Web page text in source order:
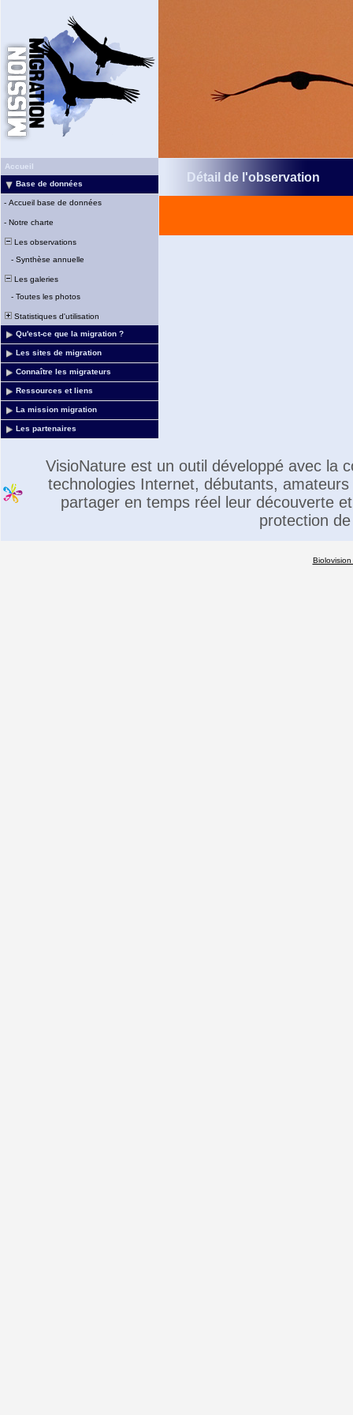
Accueil
Base de données
- Accueil base de données
- Notre charte
Les observations
- Synthèse annuelle
Les galeries
- Toutes les photos
Statistiques d'utilisation
Qu'est-ce que la migration ?
Les sites de migration
Connaître les migrateurs
Ressources et liens
La mission migration
Les partenaires
Détail de l'observation
VisioNature est un outil développé avec la
technologies Internet, débutants,
partager en temps réel leur découverte
protection
Biolovision